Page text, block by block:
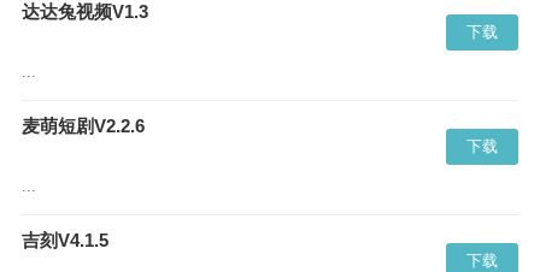
达达兔视频V1.3
...
下载
麦萌短剧V2.2.6
...
下载
吉刻V4.1.5
下载